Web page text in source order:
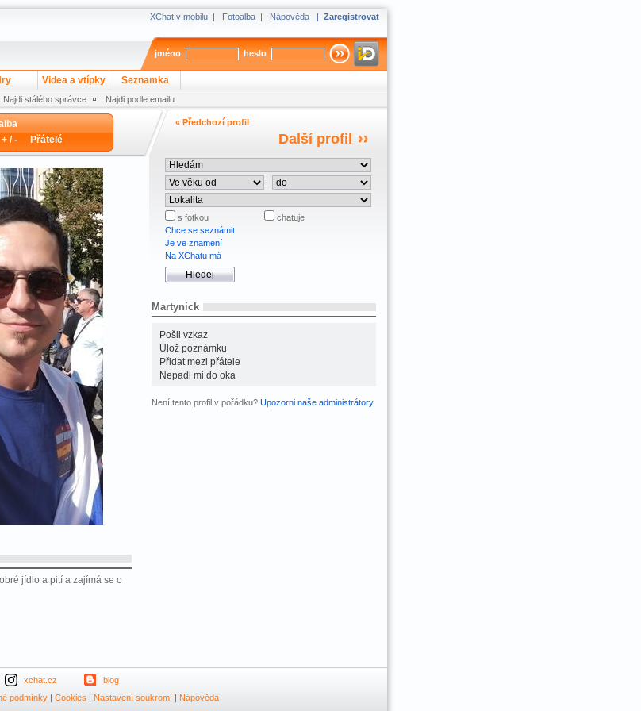
XChat v mobilu | Fotoalba | Nápověda | Zaregistrovat
jméno heslo
Videa a vtípky Seznamka
Najdi stálého správce Najdi podle emailu
+ / - Přátelé
« Předchozí profil
Další profil
jídlo a pití a zajímá se o
s fotkou
chatuje
Chce se seznámit
Je ve znamení
Na XChatu má
Martynick
Pošli vzkaz
Ulož poznámku
Přidat mezi přátele
Nepadl mi do oka
Není tento profil v pořádku? Upozorni naše administrátory.
xchat.cz
blog
podmínky| Cookies | Nastavení soukromí| Nápověda